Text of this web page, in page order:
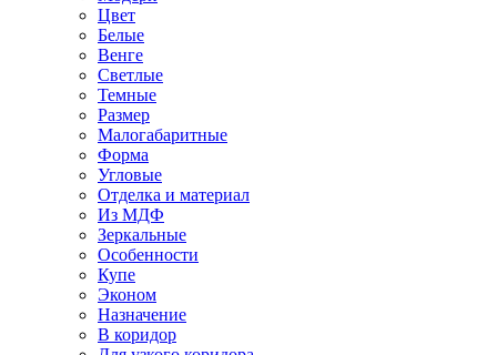
Цвет
Белые
Венге
Светлые
Темные
Размер
Малогабаритные
Форма
Угловые
Отделка и материал
Из МДФ
Зеркальные
Особенности
Купе
Эконом
Назначение
В коридор